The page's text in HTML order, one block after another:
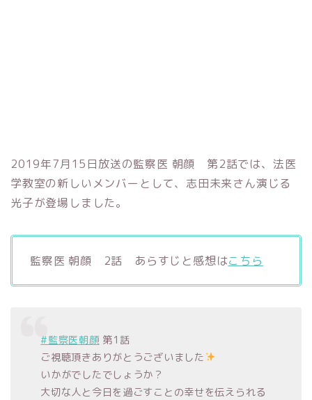
2019年7月15日放送の監察医 朝顔 第2話では、法医
学教室の新しいメンバーとして、志田未来さん演じる
光子が登場しました。
監察医 朝顔 2話 あらすじと感想はこちら
#監察医朝顔第1話
ご視聴頂きありがとうございました
いかがでしたでしょうか？
大切な人と今日を過ごすことの幸せを伝えられる